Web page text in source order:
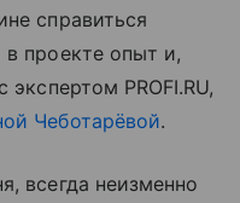
справиться
проекте опыт и,
экспертом PROFI.RU,
Чеботарёвой.
всегда неизменно